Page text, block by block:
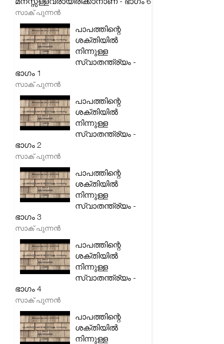
സാക് പുന്നൻ
പാപത്തിന്റെ
ശക്തിയിൽ
നിന്നുള്ള
സ്വാതന്ത്ര്യം -
ഭാഗം 1
സാക് പുന്നൻ
പാപത്തിന്റെ
ശക്തിയിൽ
നിന്നുള്ള
സ്വാതന്ത്ര്യം -
ഭാഗം 2
സാക് പുന്നൻ
പാപത്തിന്റെ
ശക്തിയിൽ
നിന്നുള്ള
സ്വാതന്ത്ര്യം -
ഭാഗം 3
സാക് പുന്നൻ
പാപത്തിന്റെ
ശക്തിയിൽ
നിന്നുള്ള
സ്വാതന്ത്ര്യം -
ഭാഗം 4
സാക് പുന്നൻ
പാപത്തിന്റെ
ശക്തിയിൽ
നിന്നുള്ള